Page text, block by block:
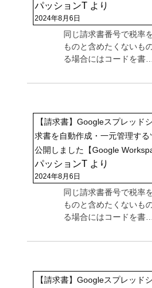
パッションT より
2024年8月6日
同じ請求書番号で税率
ものと含めたくないも
る場合にはコードを書…
【請求書】Googleスプレッド
求書を自動作成・一元管理する
公開しました【Google
パッションT より
2024年8月6日
同じ請求書番号で税率
ものと含めたくないも
る場合にはコードを書…
【請求書】Googleスプレッド